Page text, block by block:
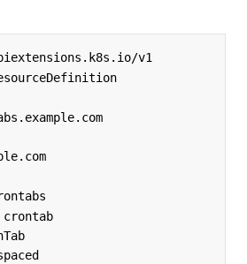
v1
crontab